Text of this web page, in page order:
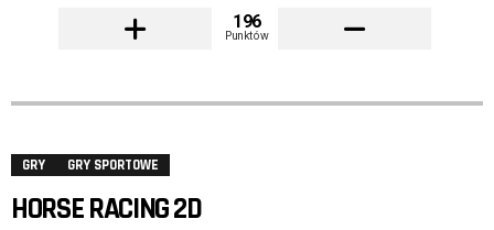
196
Punktów
GRY GRY SPORTOWE
HORSE RACING 2D